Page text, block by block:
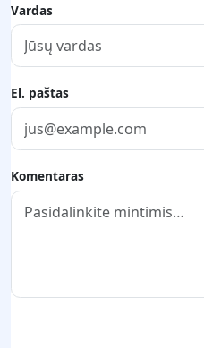
Vardas
El. paštas
Komentaras